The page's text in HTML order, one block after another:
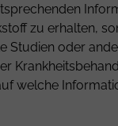
zu erhalten,
Studien oder
welche